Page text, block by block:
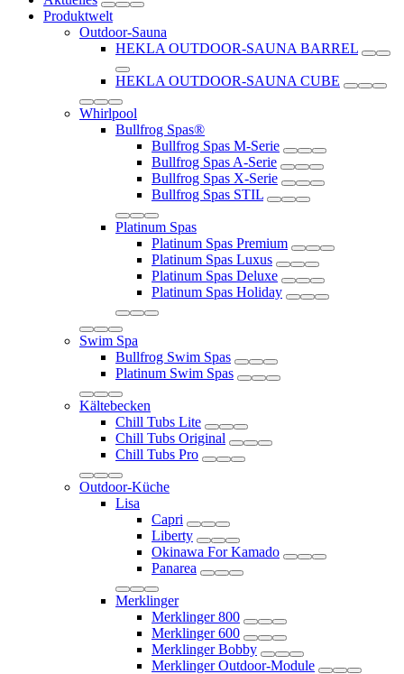
Produktwelt
Outdoor-Sauna
HEKLA OUTDOOR-SAUNA BARREL
HEKLA OUTDOOR-SAUNA CUBE
Whirlpool
Bullfrog Spas®
Bullfrog Spas M-Serie
Bullfrog Spas A-Serie
Bullfrog Spas X-Serie
Bullfrog Spas STIL
Platinum Spas
Platinum Spas Premium
Platinum Spas Luxus
Platinum Spas Deluxe
Platinum Spas Holiday
Swim Spa
Bullfrog Swim Spas
Platinum Swim Spas
Kältebecken
Chill Tubs Lite
Chill Tubs Original
Chill Tubs Pro
Outdoor-Küche
Lisa
Capri
Liberty
Okinawa For Kamado
Panarea
Merklinger
Merklinger 800
Merklinger 600
Merklinger Bobby
Merklinger Outdoor-Module